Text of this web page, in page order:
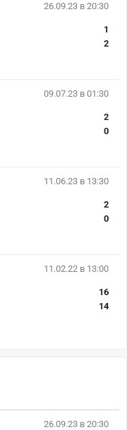
26.09.23 в 20:30
1
2
09.07.23 в 01:30
2
0
11.06.23 в 13:30
2
0
11.02.22 в 13:00
16
14
26.09.23 в 20:30